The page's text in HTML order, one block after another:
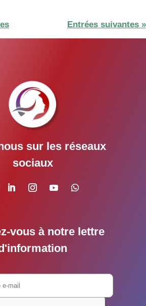
Entrées suivantes »
sur les réseaux
sociaux
vous à notre lettre